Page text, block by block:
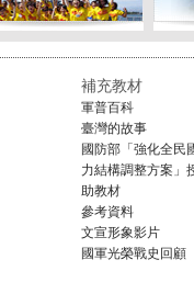
補充教材
軍普百科
臺灣的故事
國防部「強化全民
力結構調整方案」
助教材
參考資料
文宣形象影片
國軍光榮戰史回顧